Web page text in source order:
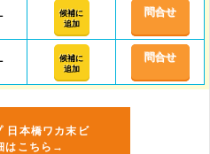
候補に
追加
問合せ
候補に
追加
問合せ
日本橋ワカ末ビ
はこちら→